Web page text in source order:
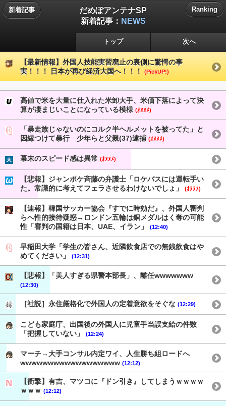
新着記事
だめぽアンテナSP
新着記事： NEWS
Ranking
トップ 次へ
【最新情報】外国人技能実習廃止の裏側に驚愕の事
実！！！ 日本が再び経済大国へ！！！
(PickUP!)
高値で米を大量に仕入れた米卸大手、米価下落によって決
算が凄まじいことになっている模様 (ｵﾇﾇﾒ)
「暴走族じゃないのにコルク半ヘルメットを被ってた」と
因縁つけて暴行 少年らと父親(37)逮捕 (ｵﾇﾇﾒ)
幕末のスピード感は異常 (ｵﾇﾇﾒ)
【悲報】ジャンポケ斉藤の弁護士「ロケバスには運転手い
た。常識的に考えてフェラさせるわけないでしょ」
(ｵﾇﾇﾒ)
【速報】韓国サッカー協会『すでに時効だ』、外国人審判
らへ性的接待疑惑→ロンドン五輪は銅メダルはく奪の可能
性「審判の国籍は日本、UAE、イラン」
(12:40)
早稲田大学「学生の皆さん、近隣飲食店での無銭飲食はや
めてください」
(12:31)
【悲報】「美人すぎる県警本部長」、離任wwwwwww
(12:30)
［社説］永住厳格化で外国人の定着意欲をそぐな (12:29)
こども家庭庁、出国後の外国人に児童手当誤支給の件数
「把握していない」
(12:24)
マーチ→大手コンサル内定ワイ、人生勝ち組ロードへ
wwwwwwwwwwwwwwwwww (12:12)
【衝撃】有吉、マツコに『ドン引き』してしまうｗｗｗｗ
ｗｗｗ (12:12)